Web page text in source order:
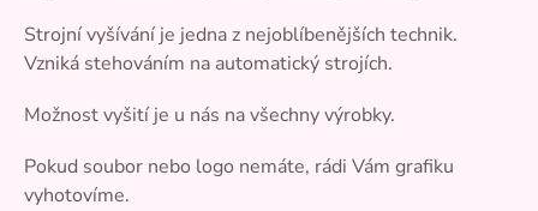
Strojní vyšívání je jedna z nejoblíbenějších technik.
Vzniká stehováním na automatický strojích.
Možnost vyšití je u nás na všechny výrobky.
Pokud soubor nebo logo nemáte, rádi Vám grafiku
vyhotovíme.